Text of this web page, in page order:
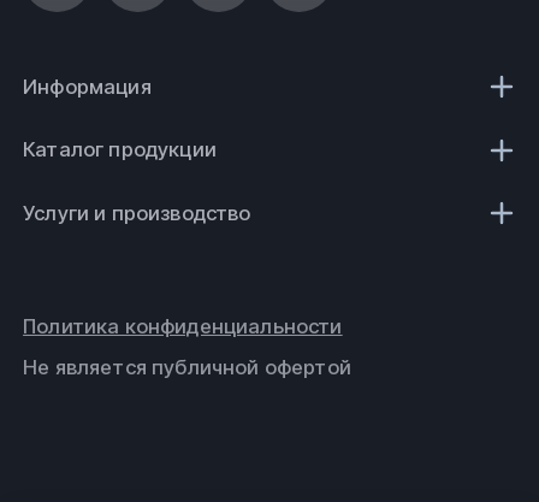
Информация
Каталог продукции
Услуги и производство
Не является публичной офертой
Политика конфиденциальности